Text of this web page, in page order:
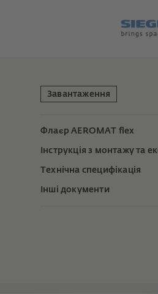
Завантаження
Флаєр AEROMAT flex
Інструкція з монтажу та
Технічна специфікація
Інші документи